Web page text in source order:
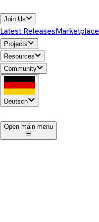
Join Us
Latest ReleasesMarketplace
Projects
Resources
Community
Deutsch
Open main menu